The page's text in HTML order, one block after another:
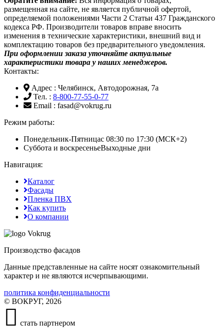
размещенная на сайте, не является публичной офертой,
определяемой положениями Части 2 Статьи 437 Гражданского
кодекса РФ. Производители товаров вправе вносить
изменения в технические характеристики, внешний вид и
комплектацию товаров без предварительного уведомления.
При оформлении заказа уточняйте актуальные
характеристики товара у наших менеджеров.
Контакты:
Адрес : Челябинск, Автодорожная, 7а
Тел. : 8-800-77-55-0-77
Email : fasad@vokrug.ru
Режим работы:
Понедельник-Пятницас 08:30 по 17:30 (МСК+2)
Суббота и воскресеньеВыходные дни
Навигация:
Каталог
Фасады
Пленка ПВХ
Как купить
О компании
Производство фасадов
Данные представленные на сайте носят ознакомительный
характер и не являются исчерпывающими.
политика конфиденциальности
© ВОКРУГ, 2026
стать партнером